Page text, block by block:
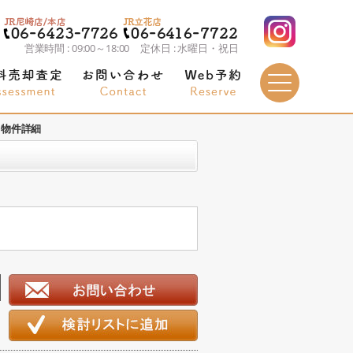
営業時間 : 09:00～18:00 定休日 : 水曜日・祝日
物件詳細